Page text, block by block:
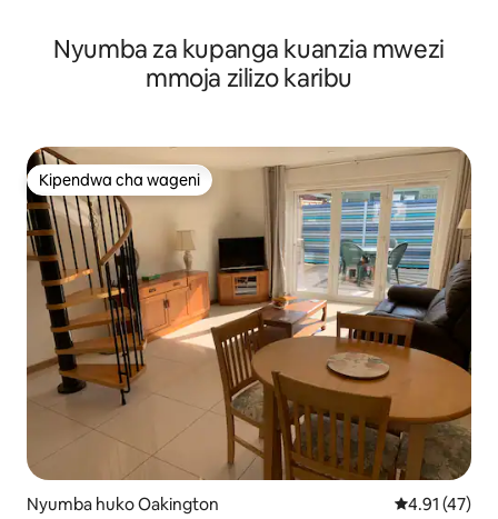
Nyumba za kupanga kuanzia mwezi
mmoja zilizo karibu
Kipendwa cha wageni
Kipendwa cha wageni
Nyumba huko Oakington Ukadiriaji wa
4.91 (47)